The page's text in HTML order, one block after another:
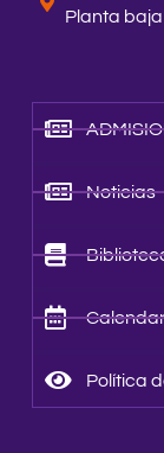
Noticias
Política
Planta baja